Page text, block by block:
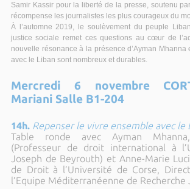
Samir Kassir pour la liberté de la presse, soutenu
récompense les journalistes les plus courageux du
À l’automne 2019, le soulèvement du peuple
justice sociale remet ces questions au cœur de
nouvelle résonance à la présence d’Ayman
avec le Liban sont nombreux et durables.
Mercredi 6 novembre
Mariani Salle B1-204
14h.Repenser le vivre ensemble avec le
Table ronde avec Ayman
(Professeur de droit international à
Joseph de Beyrouth) et Anne-Marie
de Droit à l’Université de Corse,
l’Equipe Méditerranéenne de Recherche